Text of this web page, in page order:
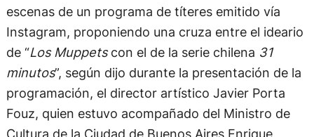
escenas de un programa de títeres emitido vía
Instagram, proponiendo una cruza entre el ideario
de “Los Muppetscon el de la serie chilena 31
minutos”, según dijo durante la presentación de la
programación, el director artístico Javier Porta
Fouz, quien estuvo acompañado del Ministro de